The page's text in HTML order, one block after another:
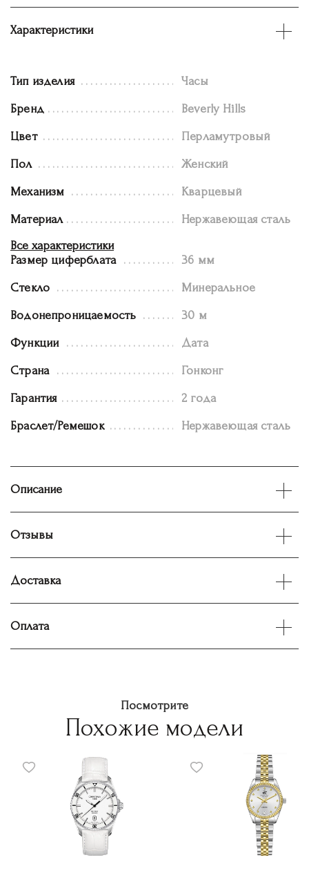
Характеристики
Тип изделия Часы
Бренд Beverly Hills
Цвет Перламутровый
Пол Женский
Механизм Кварцевый
Материал
Нержавеющая сталь
Все характеристики
Размер циферблата
36 мм
Стекло Минеральное
Водонепроницаемость 30 м
Функции Дата
Страна Гонконг
Гарантия 2 года
Браслет/Ремешок Нержавеющая сталь
Описание
Отзывы
Доставка
Оплата
Посмотрите
Похожие модели